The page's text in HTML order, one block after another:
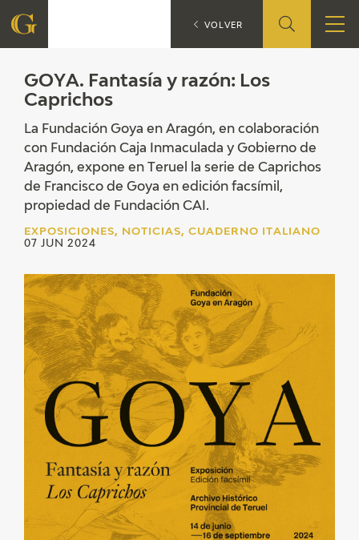
FUNDACIÓN
CENTRO DE INVESTIGACIÓN Y DOCUMENTACIÓN
SEDE
CONTACTO
PROGRAMACIÓN
EXPOSICIONES
ACTIVIDADES
ACTUALIDAD
SALA DE PRENSA
BLOG CUADERNO ITALIANO
GOYA. Fantasía y razón: Los
Caprichos
La Fundación Goya en Aragón, en colaboración
con Fundación Caja Inmaculada y Gobierno de
Aragón, expone en Teruel la serie de Caprichos
de Francisco de Goya en edición facsímil,
propiedad de Fundación CAI.
EXPOSICIONES, NOTICIAS, CUADERNO ITALIANO
07 JUN 2024
EXPOSICIONES GOYA.
VOLVER